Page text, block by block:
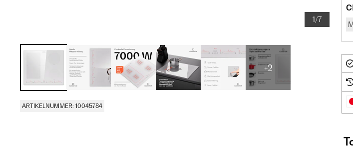
1/7
+2
ARTIKELNUMMER: 10045784